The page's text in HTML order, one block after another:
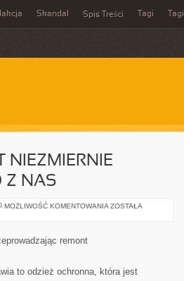
Skandal Spis Treści Tagi Tagi
NIEZMIERNIE
Z NAS
MOŻLIWOŚĆ KOMENTOWANIA DESIGN
NAS
ZOSTAŁA
remont
to odzież ochronna, która jest